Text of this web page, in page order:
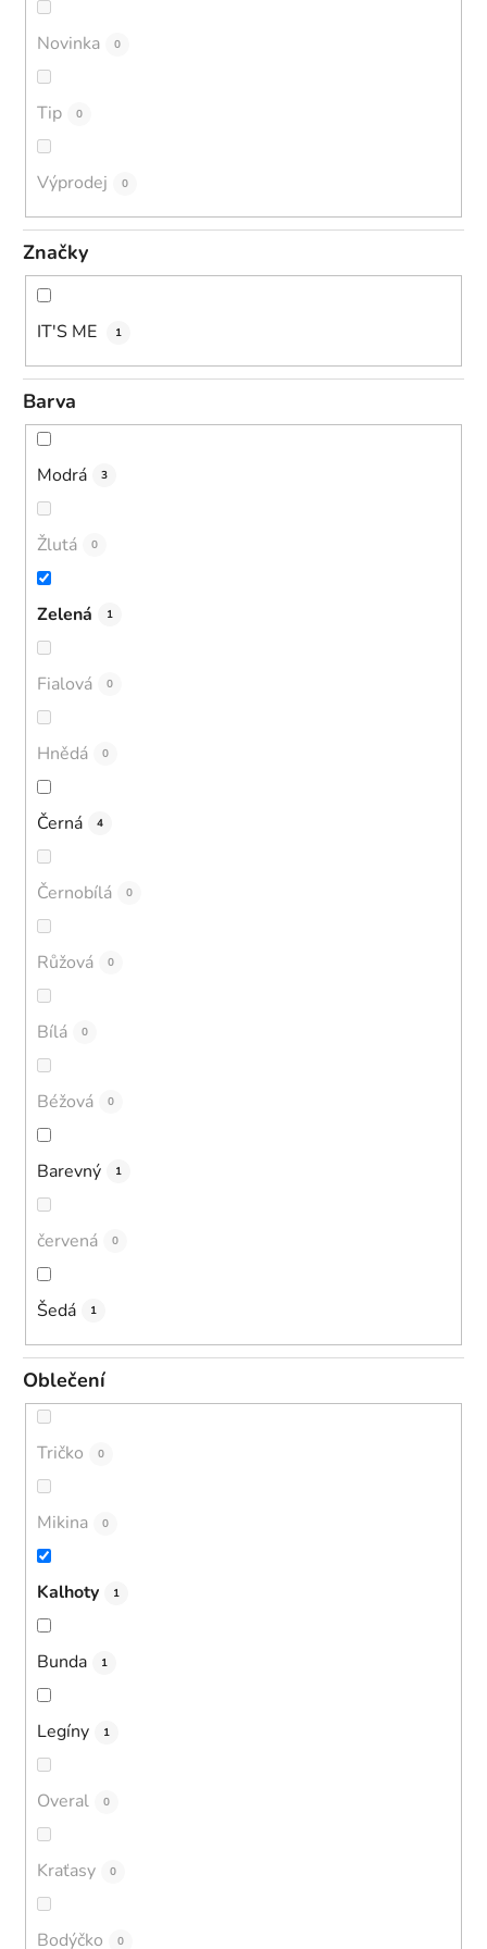
Novinka 0
Tip 0
Výprodej 0
Značky
IT'S ME 1
Barva
Modrá 3
Žlutá 0
Zelená 1
Fialová 0
Hnědá 0
Černá 4
Černobílá 0
Růžová 0
Bílá 0
Béžová 0
Barevný 1
červená 0
Šedá 1
Oblečení
Tričko 0
Mikina 0
Kalhoty 1
Bunda 1
Legíny 1
Overal 0
Kraťasy 0
Bodýčko 0